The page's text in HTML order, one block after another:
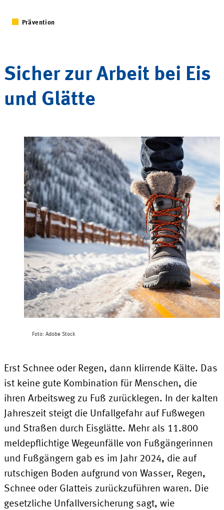
Prävention
Sicher zur Arbeit bei Eis
und Glätte
Foto: Adobe Stock
Erst Schnee oder Regen, dann klirrende Kälte. Das
ist keine gute Kombination für Menschen, die
ihren Arbeitsweg zu Fuß zurücklegen. In der kalten
Jahreszeit steigt die Unfallgefahr auf Fußwegen
und Straßen durch Eisglätte. Mehr als 11.800
meldepflichtige Wegeunfälle von Fußgängerinnen
und Fußgängern gab es im Jahr 2024, die auf
rutschigen Boden aufgrund von Wasser, Regen,
Schnee oder Glatteis zurückzuführen waren. Die
gesetzliche Unfallversicherung sagt, wie